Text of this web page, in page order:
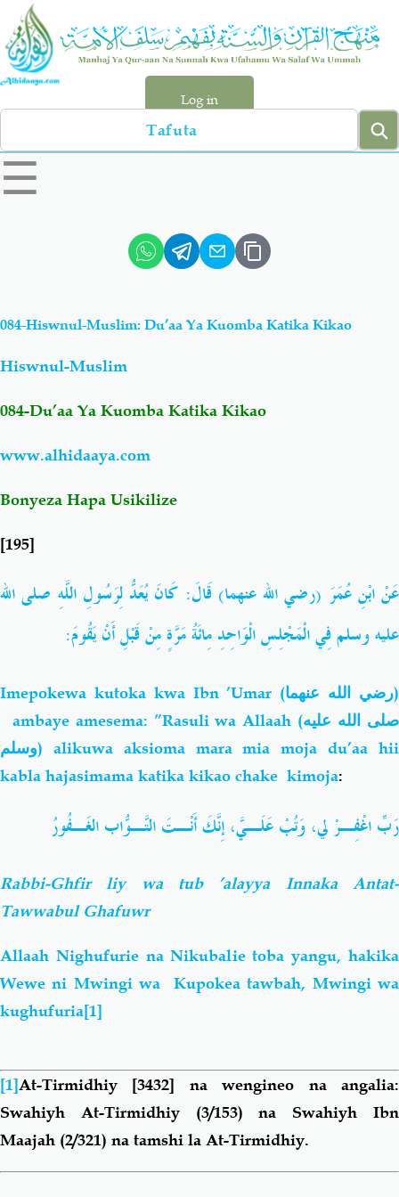
Skip
main
content
Log in
Search
left
sidebar
☰
Hadiyth
Salaf Wa Ummah
Fiqh-Ibaadah
Fataawa Za Ulamaa
Akhlaaq-Aadaab Raqaaiq
Chemsha Bongo Vitabu
Mapishi
084-Hiswnul-Muslim: Du’aa Ya Kuomba Katika Kikao
Hiswnul-Muslim
084-Du’aa Ya Kuomba Katika Kikao
www.alhidaaya.com
Bonyeza Hapa Usikilize
[195]
عَنْابْنِ عُمَرَ (رضي الله عنهما)قَالَ: كَانَ يُعَدُّلِرَسُولِ اللَّهِ صلىالله
عليهوسلمفِيالْمَجْلِسِالْوَاحِدِمِائَةُمَرَّةٍمِنْقَبْلِأَنْيَقُومَ:
Imepokewa kutoka kwa Ibn ’Umar
(رضي الله عنهما)
ambaye amesema: ”Rasuli wa Allaah (صلى الله عليه
وسلم) alikuwa aksioma mara mia moja du’aa hii
kabla hajasimama katika kikao chake kimoja:
رَبِّ اغْفِـرْ لي، وَتُبْ عَلَـيَّ، إِنَّكَ أَنْـتَ التَّـوّابُ الغَـفُورُ
Rabbi-Ghfir liy wa tub ’alayya Innaka Antat-
Tawwabul Ghafuwr
Allaah Nighufurie na Nikubalie toba yangu, hakika
Wewe ni Mwingi wa Kupokea tawbah, Mwingi wa
kughufuria[1]
[1]At-Tirmidhiy [3432] na wengineo na angalia:
Swahiyh At-Tirmidhiy (3/153) na Swahiyh Ibn
Maajah (2/321) na tamshi la At-Tirmidhiy.